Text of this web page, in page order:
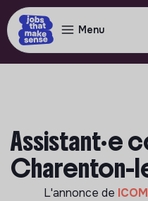
Menu
Assistant·e
Charenton-
L'annonce de